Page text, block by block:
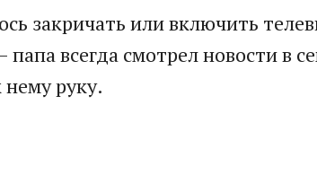
закричать или включить
всегда смотрел новости в
руку.